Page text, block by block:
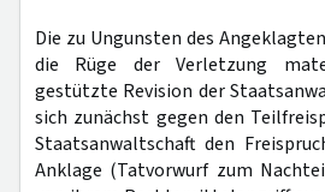
Die zu Ungunsten des
die Rüge der Verletzung
gestützte Revision der
sich zunächst gegen den
Staatsanwaltschaft den
Anklage (Tatvorwurf zum